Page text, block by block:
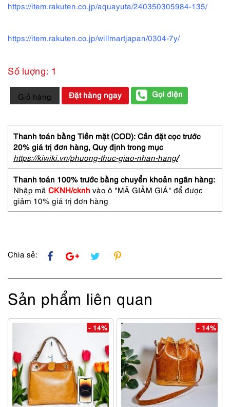
https://item.rakuten.co.jp/aquayuta/240350305984-135/
https://item.rakuten.co.jp/willmartjapan/0304-7y/
Số lượng: 1
3801-
Túi
vai/
đeo
chéo-
MORABITO
Place
Vendome
shoulder
bag-
Khá
Giỏ hàng Đặt hàng ngay Gọi điện
Thanh toán bằng Tiền mặt (COD): Cần đặt cọc trước
20% giá trị đơn hàng, Quy định trong mục
https://kiwiki.vn/phuong-thuc-giao-nhan-hang/
Thanh toán 100% trước bằng chuyển khoản ngân hàng:
Nhập mã CKNH/cknh vào ô "MÃ GIẢM GIÁ" để được
giảm 10% giá trị đơn hàng
Chia sẻ:
Sản phẩm liên quan
- 14% - 14%